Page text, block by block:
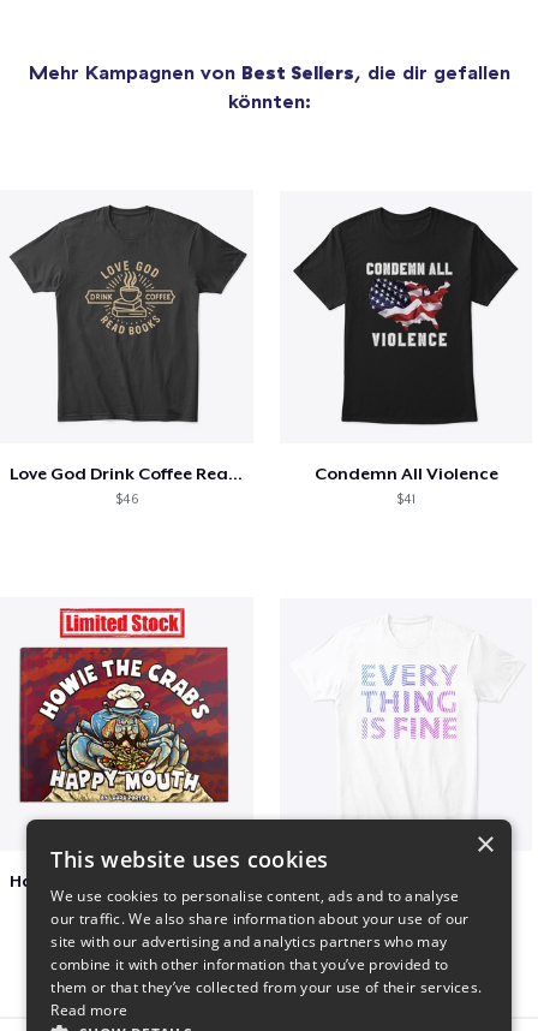
Mehr Kampagnen von Best Sellers, die dir gefallen
könnten:
Love God Drink Coffee Read Books
$46
Condemn All Violence
$41
×
This website uses cookies
We use cookies to personalise content, ads and to analyse
our traffic. We also share information about your use of our
site with our advertising and analytics partners who may
combine it with other information that you’ve provided to
them or that they’ve collected from your use of their services.
Read more